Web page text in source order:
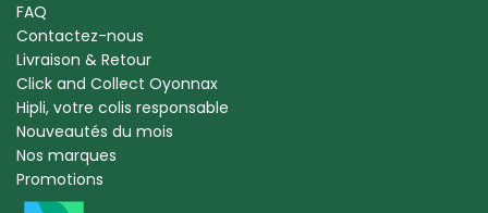
FAQ
Contactez-nous
Livraison & Retour
Click and Collect Oyonnax
Hipli, votre colis responsable
Nouveautés du mois
Nos marques
Promotions